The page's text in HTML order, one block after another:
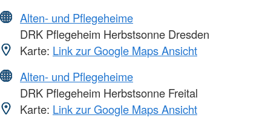
Alten- und Pflegeheime
DRK Pflegeheim Herbstsonne Dresden
Karte: Link zur Google Maps Ansicht
Alten- und Pflegeheime
DRK Pflegeheim Herbstsonne Freital
Karte: Link zur Google Maps Ansicht